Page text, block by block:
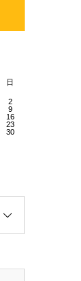
日
2
9
16
23
30